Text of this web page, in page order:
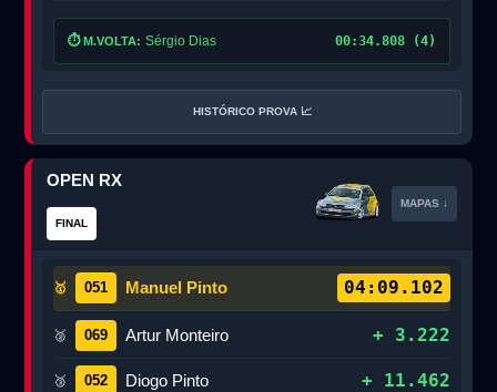
⏱️M.VOLTA: Sérgio Dias 00:34.808 (4)
HISTÓRICO PROVA 📈
OPEN RX
FINAL
MAPAS ↓
🥇 051 Manuel Pinto 04:09.102
🥈 069 Artur Monteiro + 3.222
🥉 052 Diogo Pinto + 11.462